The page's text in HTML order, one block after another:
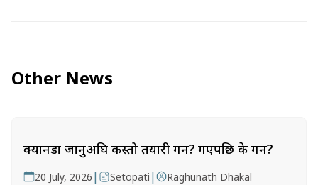
Other News
क्यानडा जानुअघि कस्तो तयारी गर्ने? गएपछि के गर्ने?
20 July, 2026 | Setopati | Raghunath Dhakal